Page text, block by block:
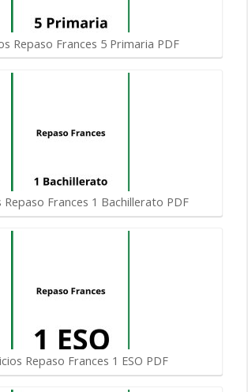
Repaso Frances 5 Primaria PDF
Repaso Frances 1 Bachillerato PDF
Repaso Frances 1 ESO PDF